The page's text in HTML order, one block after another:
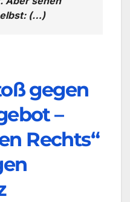
(…)
gegen
–
Rechts“